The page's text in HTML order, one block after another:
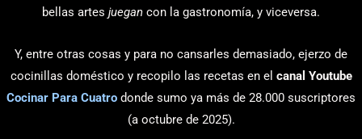
bellas artes juegan con la gastronomía, y viceversa.
Y, entre otras cosas y para no cansarles demasiado, ejerzo de
cocinillas doméstico y recopilo las recetas en el canal Youtube
Cocinar Para Cuatro donde sumo ya más de 28.000 suscriptores
(a octubre de 2025).